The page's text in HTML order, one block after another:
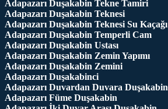
Adapazarı Duşakabin Tekne Tamiri
Adapazarı Duşakabin Teknesi
Adapazarı Duşakabin Teknesi Su Kaçağı
Adapazarı Duşakabin Temperli Cam
Adapazarı Duşakabin Ustası
Adapazarı Duşakabin Zemin Yapımı
Adapazarı Duşakabin Zemini
Adapazarı Duşakabinci
Adapazarı Duvardan Duvara Duşakabin
Adapazarı Füme Duşakabin